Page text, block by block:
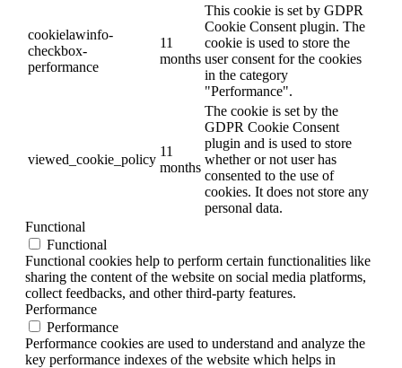
cookielawinfo-
checkbox-
performance
11
months
This cookie is set by GDPR
Cookie Consent plugin. The
cookie is used to store the
user consent for the cookies
in the category
"Performance".
viewed_cookie_policy
11
months
The cookie is set by the
GDPR Cookie Consent
plugin and is used to store
whether or not user has
consented to the use of
cookies. It does not store any
personal data.
Functional
Functional
Functional cookies help to perform certain functionalities like
sharing the content of the website on social media platforms,
collect feedbacks, and other third-party features.
Performance
Performance
Performance cookies are used to understand and analyze the
key performance indexes of the website which helps in